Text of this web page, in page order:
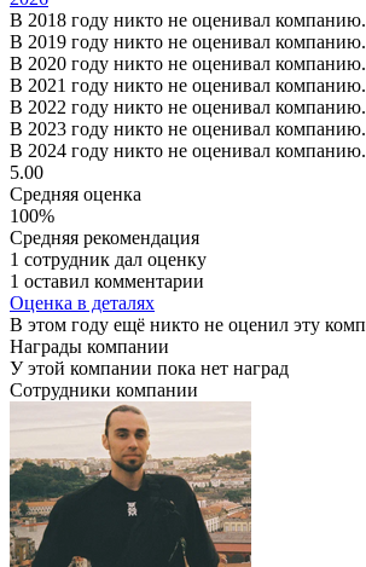
В 2018 году никто не оценивал компанию.
В 2019 году никто не оценивал компанию.
В 2020 году никто не оценивал компанию.
В 2021 году никто не оценивал компанию.
В 2022 году никто не оценивал компанию.
В 2023 году никто не оценивал компанию.
В 2024 году никто не оценивал компанию.
5.00
Средняя оценка
100%
Средняя рекомендация
1 сотрудник дал оценку
1 оставил комментарии
Оценка в деталях
В этом году ещё никто не оценил эту
Награды компании
У этой компании пока нет наград
Сотрудники компании